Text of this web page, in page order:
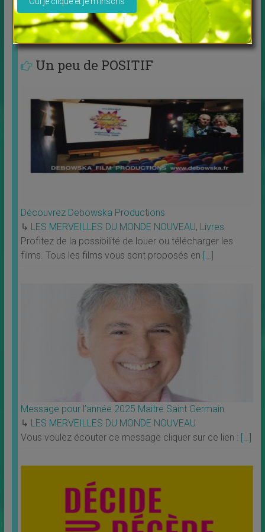
Nouvel atelier animé par Pierre Lessard
Connexion à[…]
Un peu de POSITIF
Découvrez Debowska Productions
↳ LES MERVEILLES DU MONDE NOUVEAU, Livres
Profitez de la possibilité de louer ou télécharger les
films. Tous les films vous sont proposés en […]
Message pour l’année 2025 Maitre Saint Germain
↳ LES MERVEILLES DU MONDE NOUVEAU
Vous voulez écouter ce message cliquer sur ce lien : […]